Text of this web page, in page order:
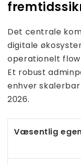
Det centrale
digitale
operationelt
Et robust
enhver
2026.
Væsentlig